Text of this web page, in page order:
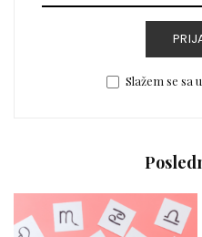
Slažem se sa